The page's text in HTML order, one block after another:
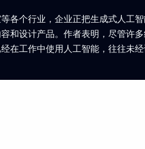
各个行业，企业正把生成式人工
和设计产品。作者表明，尽管许
在工作中使用人工智能，往往未